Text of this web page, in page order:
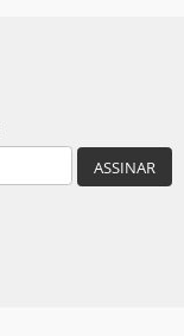
ASSINAR